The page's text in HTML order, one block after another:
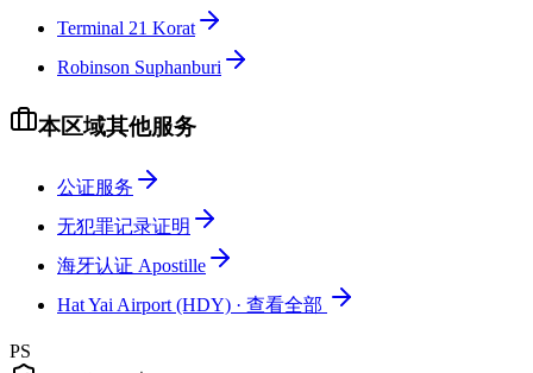
Terminal 21 Korat
Robinson Suphanburi
本区域其他服务
公证服务
无犯罪记录证明
海牙认证 Apostille
Hat Yai Airport (HDY) · 查看全部
PS